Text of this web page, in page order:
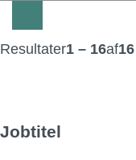
Resultater1 – 16af16
Jobtitel